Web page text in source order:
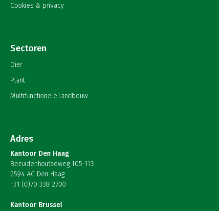
Cookies & privacy
Sectoren
Dier
Plant
Multifunctionele landbouw
Adres
Kantoor Den Haag
Bezuidenhoutseweg 105-113
2594 AC Den Haag
+31 (0)70 338 2700
Kantoor Brussel